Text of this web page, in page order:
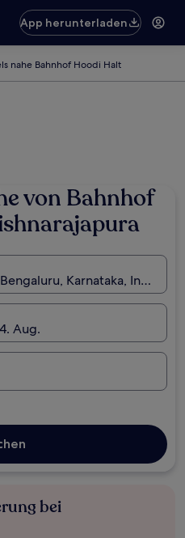
App herunterladen
nahe Bahnhof Hoodi Halt
von Bahnhof
Karnataka, Indien
Aug.
bei